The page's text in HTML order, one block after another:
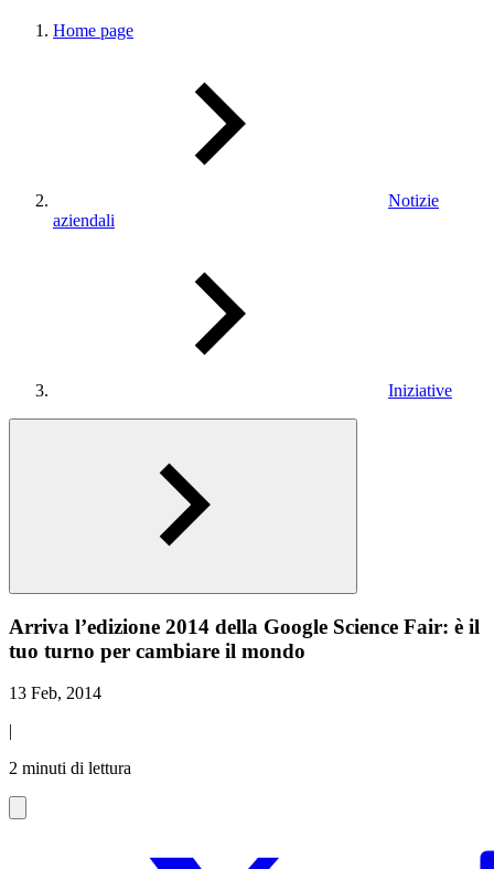
Home page
Notizie
aziendali
Iniziative
Arriva l’edizione 2014 della Google Science Fair: è il
tuo turno per cambiare il mondo
13 Feb, 2014
|
2 minuti di lettura